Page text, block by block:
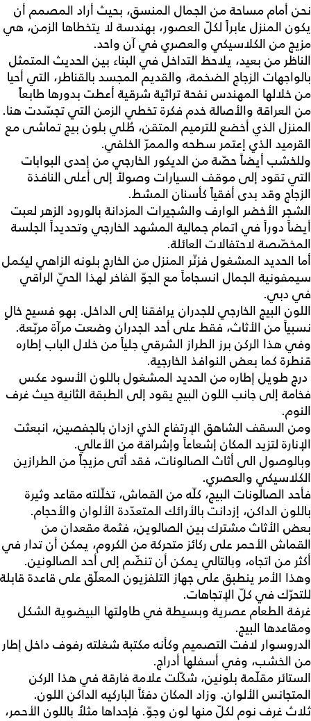
نحن أمام مساحة من الجمال المنسق، بحيث أراد المصمم أن
يكون المنزل عابراً لكلّ العصور، بهندسة لا يتخطاها الزمن، هي
مزيج من الكلاسيكي والعصري في آن واحد.
الناظر من بعيد، يلاحظ التداخل في البناء بين الحديث المتمثل
بالواجهات الزجاج الضخمة، والقديم المجسد بالقناطر، التي أحيا
من خلالها المهندس نفحة تراثية شرقية أعطت بدورها طابعاً
من العراقة والأصالة خدم فكرة تخطي الزمن التي تجسّدت هنا.
المنزل الذي أخضع للترميم المتقن، طُلي بلون بيج تماشى مع
القرميد الذي إعتمر سطحه والممرّ الخلفي.
وللخشب أيضاً حصّة من الديكور الخارجي من إحدى البوابات
التي تقود إلى موقف السيارات وصولاً إلى أعلى النافذة
الزجاج وقد بدى أفقياً كأسنان المشط.
الشجر الأخضر الوارف والشجيرات المزدانة بالورود الزهر لعبت
أيضاً دوراً في اتمام جمالية المشهد الخارجي وتحديداً الجلسة
المخصّصة لاحتفالات العائلة.
أما الحديد المشغول فزنّر المنزل من الخارج بلونه الزاهي ليكمل
سيمفونية الجمال انسجاماً مع الجوّ الفاخر لهذا الحيّ الراقي
في دبي.
اللون البيج الخارجي للجدران يرافقنا إلى الداخل. بهو فسيح خالٍ
نسبياً من الأثاث، فقط على أحد الجدران وضعت مرآة مربّعة.
وفي هذا الركن برز الطراز الشرقي جلياً من خلال الباب إطاره
قنطرة كما بعض النوافذ الخارجية.
درج طويل إطاره من الحديد المشغول باللون الأسود عكس
فخامة إلى جانب اللون البيج يقود إلى الطبقة الثانية حيث غرف
النوم.
ومن السقف الشاهق الإرتفاع الذي ازدان بالجفصين، انبعثت
الإنارة لتزيد المكان إشعاعاً وإشراقة من الأعالي.
وبالوصول الى أثاث الصالونات، فقد أتى مزيجاً من الطرازين
الكلاسيكي والعصري.
فأحد الصالونات البيج، كلّه من القماش، تخلّلته مقاعد وثيرة
باللون الداكن، إزدانت بالأرائك المتعدّدة الألوان والأحجام.
بعض الأثاث مشترك بين الصالوين، فثمة مقعدان من
القماش الأحمر على ركائز متحركة من الكروم، يمكن أن تدار في
أكثر من اتجاه، وبالتالي يمكن أن تنضّم إلى أحد الصالونين.
وهذا الأمر ينطبق على جهاز التلفزيون المعلّق على قاعدة قابلة
للتحرّك في كلّ الإتجاهات.
غرفة الطعام عصرية وبسيطة في طاولتها البيضوية الشكل
ومقاعدها البيج.
الدروسوار لافت التصميم وكأنه مكتبة شغلته رفوف داخل إطار
من الخشب، وفي أسفلها أدراج.
الستائر مقلّمة بلونين، شكّلت علامة فارقة في هذا الركن
المتجانس الألوان. وزاد المكان دفئاً الباركيه الداكن اللون.
ثلاث غرف نوم لكلّ منها لون وجوّ. فإحداها مثلاُ باللون الأحمر،